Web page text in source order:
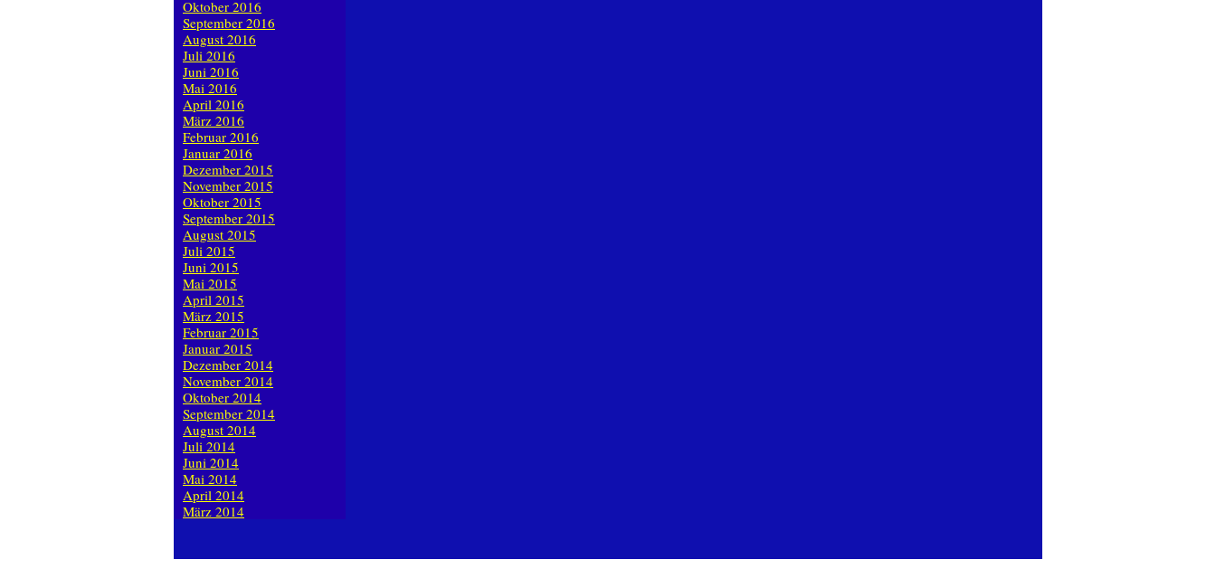
Oktober 2016
September 2016
August 2016
Juli 2016
Juni 2016
Mai 2016
April 2016
März 2016
Februar 2016
Januar 2016
Dezember 2015
November 2015
Oktober 2015
September 2015
August 2015
Juli 2015
Juni 2015
Mai 2015
April 2015
März 2015
Februar 2015
Januar 2015
Dezember 2014
November 2014
Oktober 2014
September 2014
August 2014
Juli 2014
Juni 2014
Mai 2014
April 2014
März 2014